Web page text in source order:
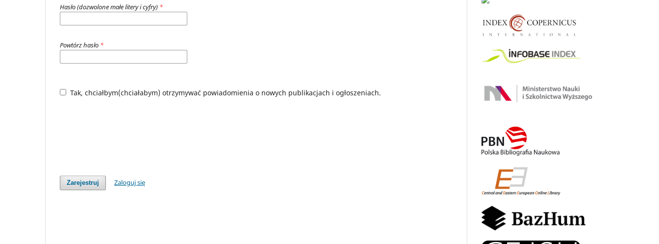
Hasło (dozwolone małe litery i cyfry) *
Powtórz hasło *
Tak, chciałbym(chciałabym) otrzymywać powiadomienia o nowych publikacjach i ogłoszeniach.
Zarejestruj Zaloguj się